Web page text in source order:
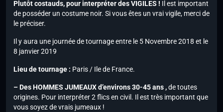
Plutôt costauds, pour interpréter des VIGILES ! Il est important
de posséder un costume noir. Si vous êtes un vrai vigile, merci de
le préciser.
Il y aura une journée de tournage entre le 5 Novembre 2018 et le
8 janvier 2019
Lieu de tournage : Paris / Ile de France.
– Des HOMMES JUMEAUX d’environs 30-45 ans ,de toutes
origines. Pour interpréter 2 flics en civil. Il est très important que
vous soyez de vrais jumeaux !